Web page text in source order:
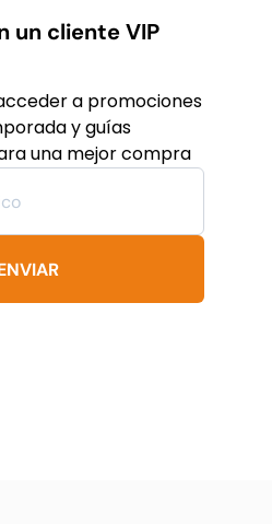
variantes.
Las
se
pueden
elegir
en
de
un cliente VIP
a promociones
y guías
una mejor compra